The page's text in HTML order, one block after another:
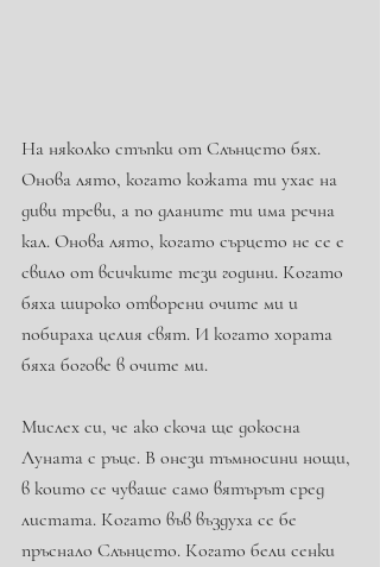
На няколко стъпки от Слънцето бях.
Онова лято, когато кожата ти ухае на
диви треви, а по дланите ти има речна
кал. Онова лято, когато сърцето не се е
свило от всичките тези години. Когато
бяха широко отворени очите ми и
побираха целия свят. И когато хората
бяха богове в очите ми.
Мислех си, че ако скоча ще докосна
Луната с ръце. В онези тъмносини нощи,
в които се чуваше само вятърът сред
листата. Когато във въздуха се бе
пръснало Слънцето. Когато бели сенки